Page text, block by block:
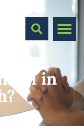
in